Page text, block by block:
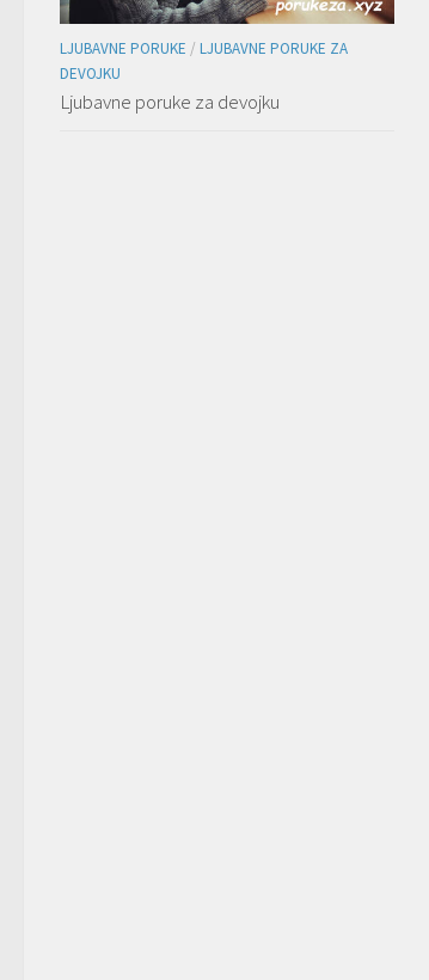
LJUBAVNE PORUKE / LJUBAVNE PORUKE ZA
DEVOJKU
Ljubavne poruke za devojku